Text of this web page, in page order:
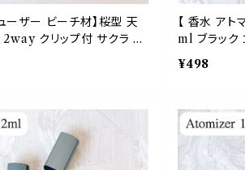
ーザー ビーチ材】桜型 天
クリップ付 サクラ 花
ンシャルオイル 精油対応
ンテリア おしゃれ 雑貨 ナ
【 香水 アト
ml ブラック
化粧水 美容
携帯 持ち運
¥498